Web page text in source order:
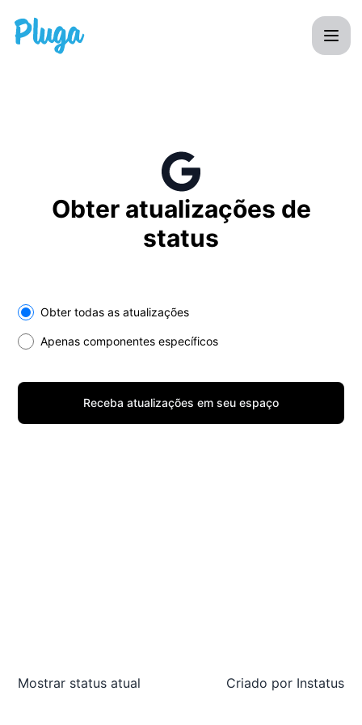
Obter atualizações de
status
Select the components you want to receive updates for
Obter todas as atualizações
Apenas componentes específicos
Receba atualizações em seu espaço
Mostrar status atual Criado por Instatus